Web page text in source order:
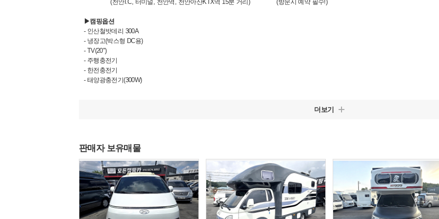
(천안I.C, 터미널, 천안역, 천안아산KTX역 15분 거리) (방문시 예약 필수!)
▶캠핑옵션
- 인산철밧데리 300A
- 냉장고(박스형 DC용)
- TV(20")
- 주행충전기
- 한전충전기
- 태양광충전기(300W)
- MPPT
- 전자렌지
- 무시동히터2K
- 수전볼
- 워터펌프
- 오수
- 청수 등등.
더보기
판매자 보유매물